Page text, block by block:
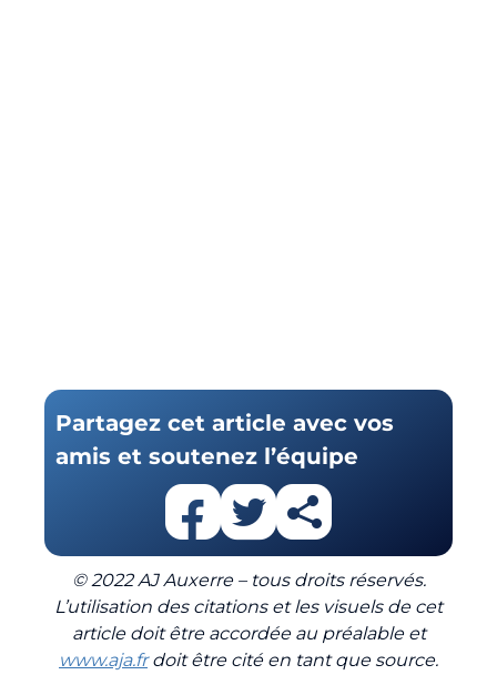
Partagez cet article avec vos
amis et soutenez l’équipe
© 2022 AJ Auxerre – tous droits réservés.
L’utilisation des citations et les visuels de cet
article doit être accordée au préalable et
www.aja.frdoit être cité en tant que source.